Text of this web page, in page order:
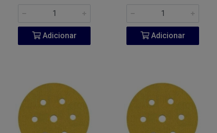
Adicionar Adicionar